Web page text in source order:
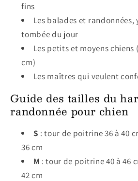
fins
Les balades et randonnées,
tombée du jour
Les petits et moyens chiens
cm)
Les maîtres qui veulent
Guide des tailles du
randonnée pour chien
S : tour de poitrine 36 à 40
36 cm
M : tour de poitrine 40 à 46
42 cm